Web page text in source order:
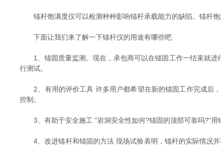
锚杆饱满度仪可以检测种种影响锚杆承载能力的缺陷。锚杆饱
下面让我们来了解一下锚杆仪的用途有哪些吧
1、锚固质量监测。现在，承包商可以在锚固工作一结束就进
行测试。
2、有用的评价工具 许多用户都希望在新的锚固工作完成后，
控制。
3、有助于安全施工 "岩洞安全性如何?锚固的顶部可靠吗?"用
4、改进锚杆和锚固的方法 现场试验表明，锚杆的实际情况并